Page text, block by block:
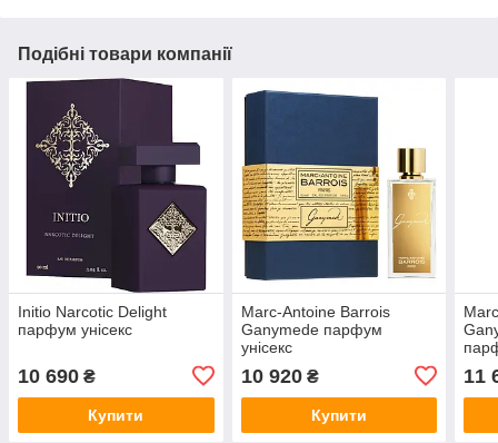
Подібні товари компанії
Initio Narcotic Delight
парфум унісекс
10 690 ₴
Купити
Marc-Antoine Barrois
Ganymede парфум
унісекс
10 920₴
Купити
11